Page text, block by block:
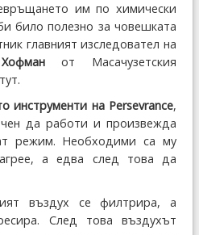
им по химически
било полезно за човешката
главният изследовател на
от Масачузетския
инструменти на Persevrance,
да работи и произвежда
режим. Необходими са му
а едва след това да
въздух се филтрира, а
След това въздухът